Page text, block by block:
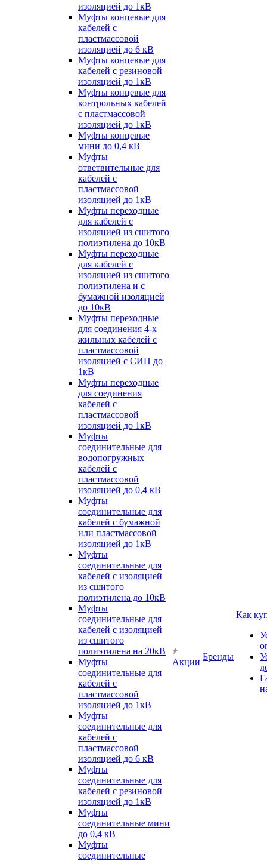
изоляцией до 1кВ
Муфты концевые для
кабелей с
пластмассовой
изоляцией до 6 кВ
Муфты концевые для
кабелей с резиновой
изоляцией до 1кВ
Муфты концевые для
контрольных кабелей
с пластмассовой
изоляцией до 1кВ
Муфты концевые
мини до 0,4 кВ
Муфты
ответвительные для
кабелей с
пластмассовой
изоляцией до 1кВ
Муфты переходные
для кабелей с
изоляцией из сшитого
полиэтилена до 10кВ
Муфты переходные
для кабелей с
изоляцией из сшитого
полиэтилена и с
бумажной изоляцией
до 10кВ
Муфты переходные
для соединения 4-х
жильных кабелей с
пластмассовой
изоляцией с СИП до
1кВ
Муфты переходные
для соединения
кабелей с
пластмассовой
изоляцией до 1кВ
Муфты
соединительные для
водопогружных
кабелей с
пластмассовой
изоляцией до 0,4 кВ
Муфты
соединительные для
кабелей с бумажной
или пластмассовой
изоляцией до 1кВ
Муфты
соединительные для
кабелей с изоляцией
из сшитого
полиэтилена до 10кВ
Муфты
соединительные для
кабелей с изоляцией
из сшитого
полиэтилена на 20кВ
Муфты
соединительные для
кабелей с
пластмассовой
изоляцией до 1кВ
Муфты
соединительные для
кабелей с
пластмассовой
изоляцией до 6 кВ
Муфты
соединительные для
кабелей с резиновой
изоляцией до 1кВ
Муфты
соединительные мини
до 0,4 кВ
Муфты
соединительные
Акции
Бренды
Как